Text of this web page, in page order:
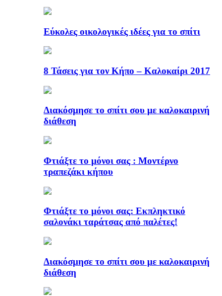
Εύκολες οικολογικές ιδέες για το σπίτι
8 Τάσεις για τον Κήπο – Καλοκαίρι 2017
Διακόσμησε το σπίτι σου με καλοκαιρινή
διάθεση
Φτιάξτε το μόνοι σας : Μοντέρνο
τραπεζάκι κήπου
Φτιάξτε το μόνοι σας: Εκπληκτικό
σαλονάκι ταράτσας από παλέτες!
Διακόσμησε το σπίτι σου με καλοκαιρινή
διάθεση